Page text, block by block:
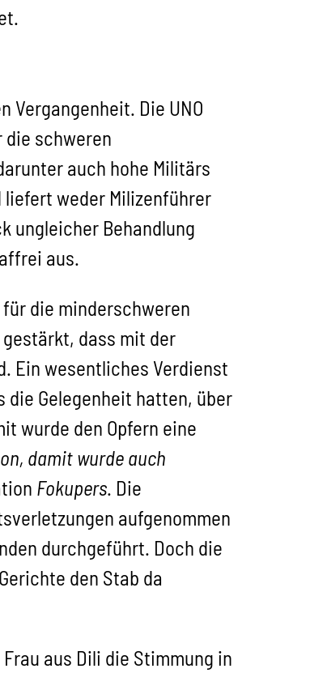
Vergangenheit. Die UNO
schweren
auch hohe Militärs
weder Milizenführer
ungleicher Behandlung
aus.
die minderschweren
dass mit der
Ein wesentliches Verdienst
die Gelegenheit hatten, über
wurde den Opfern eine
damit wurde auch
Fokupers. Die
aufgenommen
durchgeführt. Doch die
den Stab da
aus Dili die Stimmung in